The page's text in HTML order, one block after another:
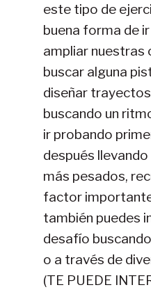
este tipo de
buena forma de
ampliar nuestras
buscar alguna
diseñar
buscando un
ir probando
después
más pesados,
factor
también puedes
desafío
o a través de
(TE PUEDE